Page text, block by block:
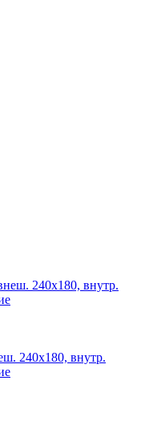
240х180, внутр.